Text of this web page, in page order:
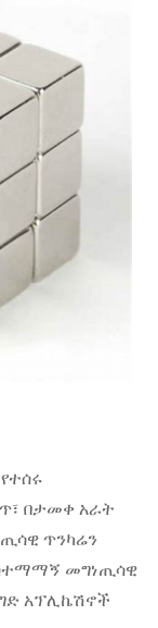
በታመቀ አራት
ጥንካሬን
መግነጢሳዊ
አፕሊኬሽኖች